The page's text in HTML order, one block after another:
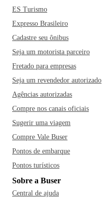
ES Turismo
Expresso Brasileiro
Cadastre seu ônibus
Seja um motorista parceiro
Fretado para empresas
Seja um revendedor autorizado
Agências autorizadas
Compre nos canais oficiais
Sugerir uma viagem
Compre Vale Buser
Pontos de embarque
Pontos turísticos
Sobre a Buser
Central de ajuda